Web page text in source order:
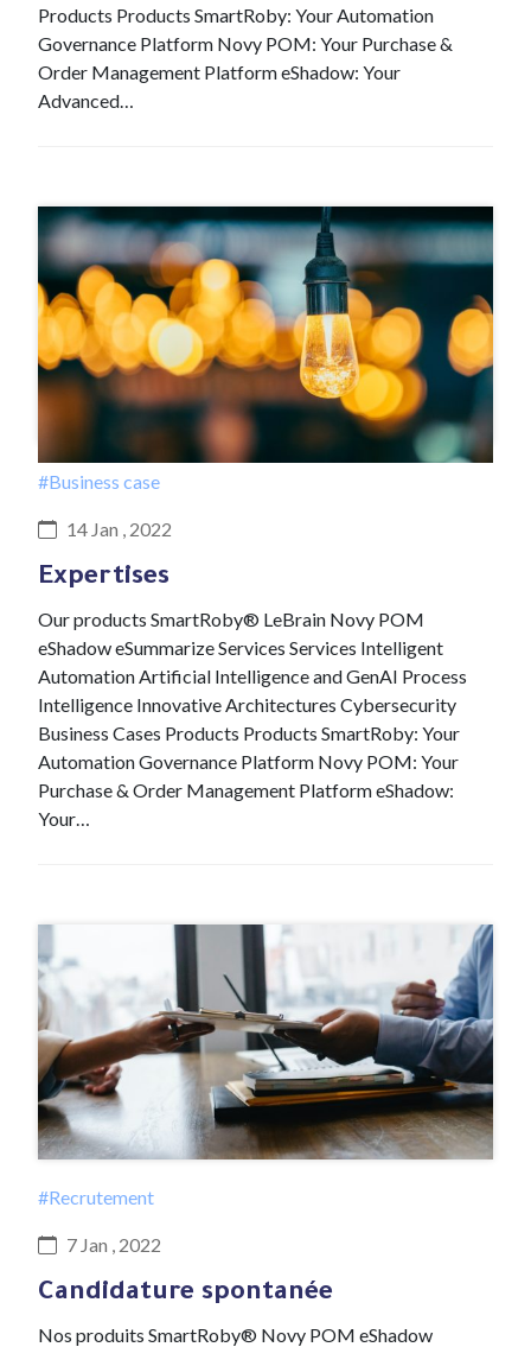
Products Products SmartRoby: Your Automation
Governance Platform Novy POM: Your Purchase &
Order Management Platform eShadow: Your
Advanced…
#Business case
14 Jan , 2022
Expertises
Our products SmartRoby® LeBrain Novy POM
eShadow eSummarize Services Services Intelligent
Automation Artificial Intelligence and GenAI Process
Intelligence Innovative Architectures Cybersecurity
Business Cases Products Products SmartRoby: Your
Automation Governance Platform Novy POM: Your
Purchase & Order Management Platform eShadow:
Your…
#Recrutement
7 Jan , 2022
Candidature spontanée
Nos produits SmartRoby® Novy POM eShadow